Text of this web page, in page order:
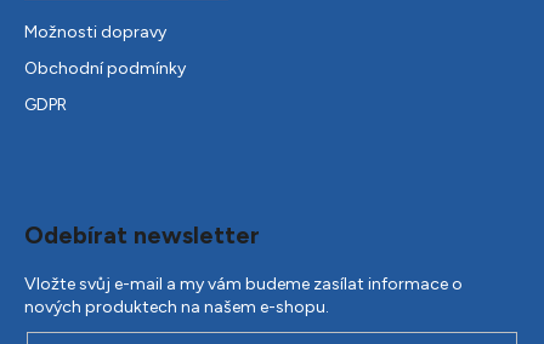
Možnosti dopravy
Obchodní podmínky
GDPR
Odebírat newsletter
Vložte svůj e-mail a my vám budeme zasílat informace o
nových produktech na našem e-shopu.